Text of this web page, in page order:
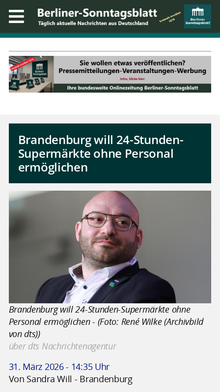
Brandenburg will 24-Stunden-
Supermärkte ohne Personal
ermöglichen
Brandenburg will 24-Stunden-Supermärkte ohne
Personal ermöglichen - (Foto: René Wilke (Archivbild
von dts))
über dts Nachrichtenagentur
31. März 2026 - 14:35 Uhr
Von Sandra Will - Brandenburg